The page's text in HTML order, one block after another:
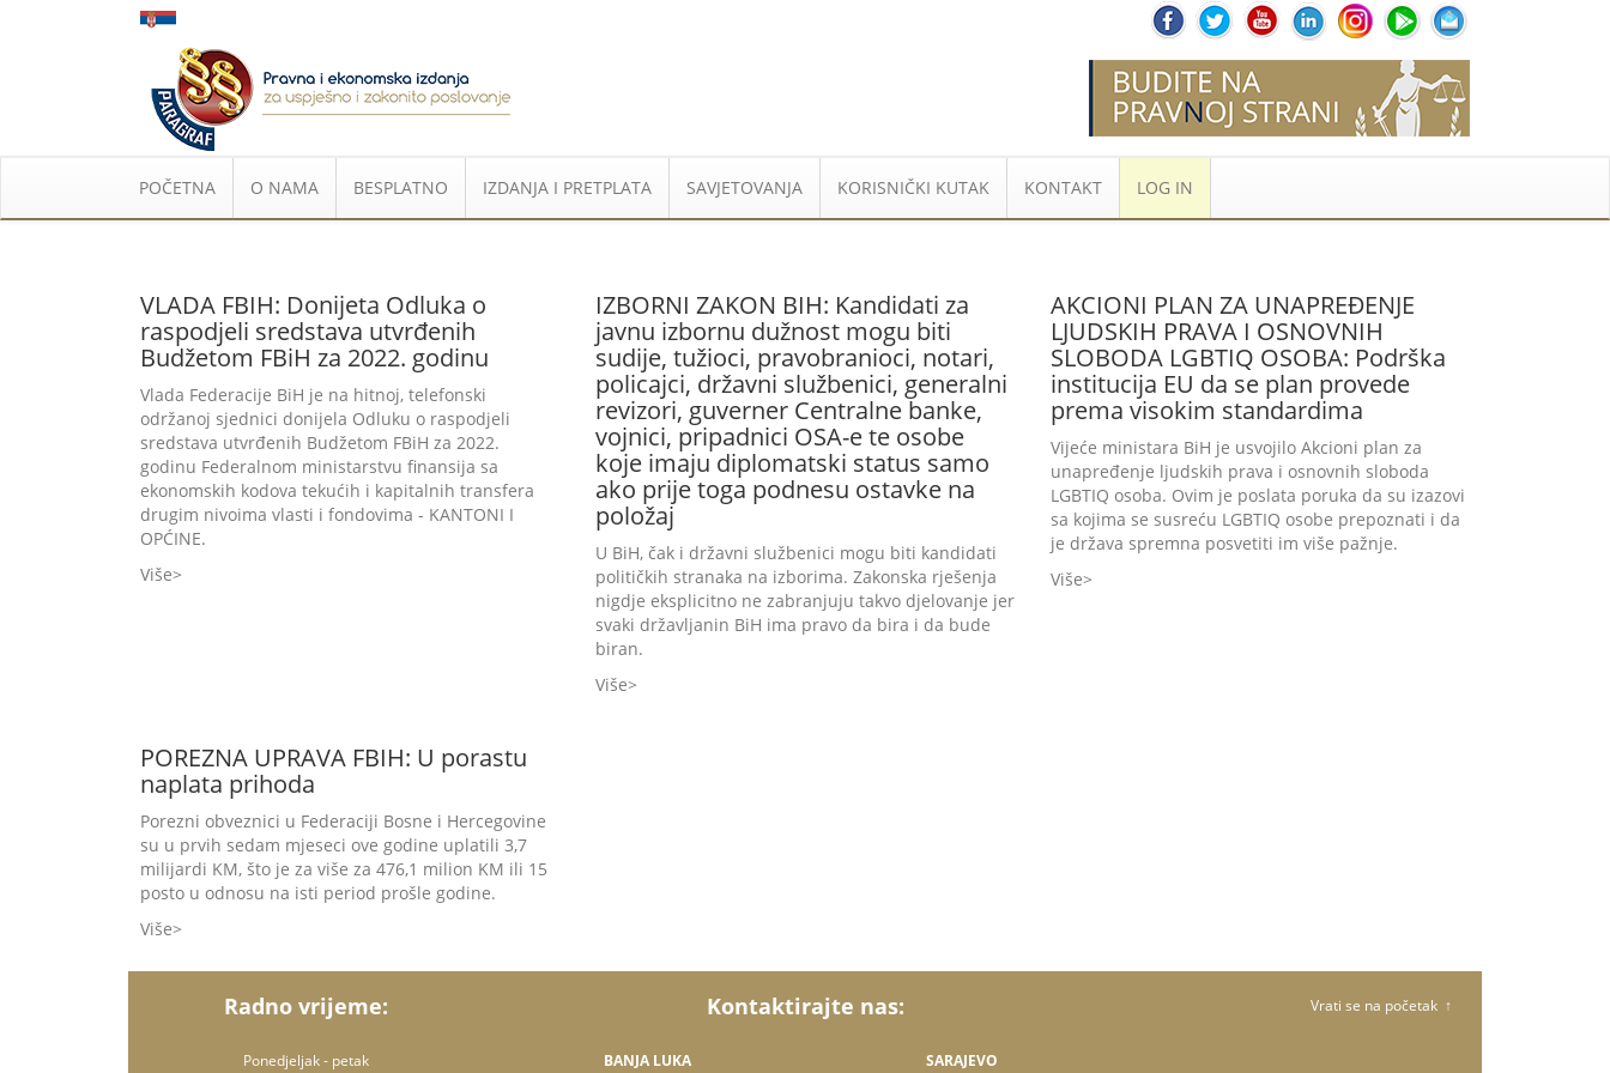
POČETNA O NAMA BESPLATNO IZDANJA I PRETPLATA SAVJETOVANJA KORISNIČKI KUTAK KONTAKT LOG IN
VLADA FBIH: Donijeta Odluka o
raspodjeli sredstava utvrđenih
Budžetom FBiH za 2022. godinu
Vlada Federacije BiH je na hitnoj, telefonski
održanoj sjednici donijela Odluku o raspodjeli
sredstava utvrđenih Budžetom FBiH za 2022.
godinu Federalnom ministarstvu finansija sa
ekonomskih kodova tekućih i kapitalnih transfera
drugim nivoima vlasti i fondovima - KANTONI I
OPĆINE.
Više
IZBORNI ZAKON BIH: Kandidati za
javnu izbornu dužnost mogu biti
sudije, tužioci, pravobranioci, notari,
policajci, državni službenici, generalni
revizori, guverner Centralne banke,
vojnici, pripadnici OSA-e te osobe
koje imaju diplomatski status samo
ako prije toga podnesu ostavke na
položaj
U BiH, čak i državni službenici mogu biti kandidati
političkih stranaka na izborima. Zakonska rješenja
nigdje eksplicitno ne zabranjuju takvo djelovanje jer
svaki državljanin BiH ima pravo da bira i da bude
biran.
Više
AKCIONI PLAN ZA UNAPREĐENJE
LJUDSKIH PRAVA I OSNOVNIH
SLOBODA LGBTIQ OSOBA: Podrška
institucija EU da se plan provede
prema visokim standardima
Vijeće ministara BiH je usvojilo Akcioni plan za
unapređenje ljudskih prava i osnovnih sloboda
LGBTIQ osoba. Ovim je poslata poruka da su izazovi
sa kojima se susreću LGBTIQ osobe prepoznati i da
je država spremna posvetiti im više pažnje.
Više
POREZNA UPRAVA FBIH: U porastu
naplata prihoda
Porezni obveznici u Federaciji Bosne i Hercegovine
su u prvih sedam mjeseci ove godine uplatili 3,7
milijardi KM, što je za više za 476,1 milion KM ili 15
posto u odnosu na isti period prošle godine.
Više
Radno vrijeme:
Ponedjeljak - petak
Kontaktirajte nas:
BANJA LUKA
SARAJEVO
Vrati se na početak ↑